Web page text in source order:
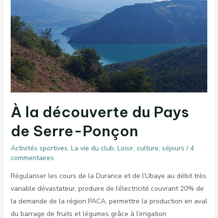
À la découverte du Pays
de Serre-Ponçon
Activités sportives, La vie du club, Loisir, culture, séjours / 4
commentaires
Régulariser les cours de la Durance et de l’Ubaye au débit très
variable dévastateur, produire de l’électricité couvrant 20% de
la demande de la région PACA, permettre la production en aval
du barrage de fruits et légumes grâce à l’irrigation